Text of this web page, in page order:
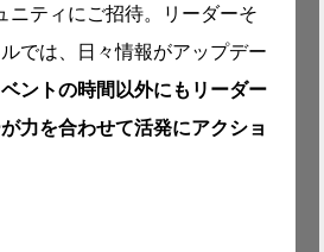
ニティにご招待。リーダーそ
では、日々情報がアップデー
ントの時間以外にもリーダー
力を合わせて活発にアクショ